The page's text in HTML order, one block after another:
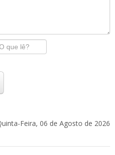
Feira, 06 de Agosto de 2026